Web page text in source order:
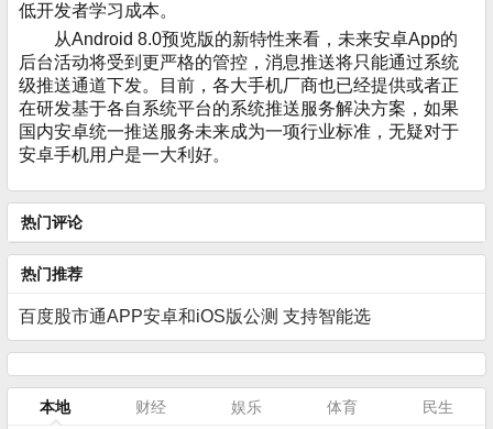
低开发者学习成本。
从Android 8.0预览版的新特性来看，未来安卓App的
后台活动将受到更严格的管控，消息推送将只能通过系统
级推送通道下发。目前，各大手机厂商也已经提供或者正
在研发基于各自系统平台的系统推送服务解决方案，如果
国内安卓统一推送服务未来成为一项行业标准，无疑对于
安卓手机用户是一大利好。
热门评论
热门推荐
百度股市通APP安卓和iOS版公测 支持智能选
本地 财经 娱乐 体育 民生